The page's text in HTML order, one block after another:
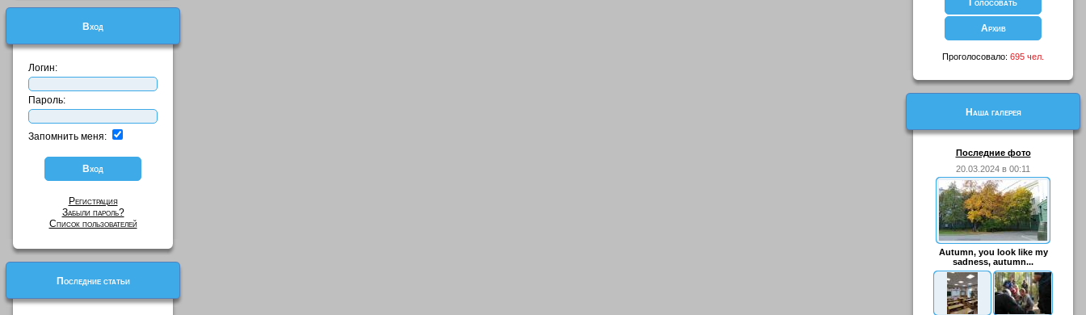
Вход
Логин:
Пароль:
Запомнить меня:
Регистрация
Забыли пароль?
Список пользователей
Последние статьи
Проголосовало: 695 чел.
Наша галерея
Последние фото
20.03.2024 в 00:11
Autumn, you look like my
sadness, autumn...